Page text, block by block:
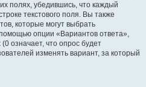
полях, убедившись, что каждый
текстового поля. Вы также
которые могут выбрать
опции «Вариантов ответа»,
означает, что опрос будет
изменять вариант, за который